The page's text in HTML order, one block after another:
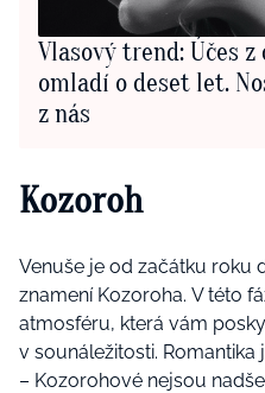
Vlasový trend: Účes z
omladí o deset let.
z nás
Kozoroh
Venuše je od začátku roku
znamení Kozoroha. V této
atmosféru, která vám
v sounáležitosti.
– Kozorohové nejsou